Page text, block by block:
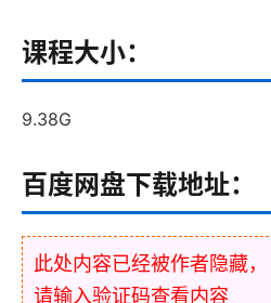
课程大小：
9.38G
百度网盘下载地址：
此处内容已经被作者隐藏，
请输入验证码查看内容